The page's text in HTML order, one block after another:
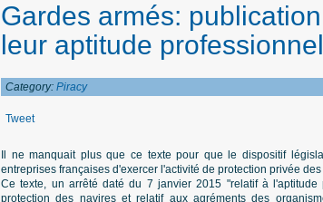
Gardes armés:
leur aptitude
Category: Piracy
Tweet
Il ne manquait plus que ce texte pour que le dispositif
entreprises françaises d'exercer l'activité de protection privée
Ce texte, un arrêté daté du 7 janvier 2015 "relatif à
protection des navires et relatif aux agréments des